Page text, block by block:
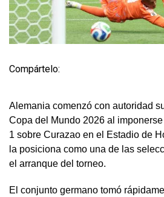
Compártelo:
Alemania comenzó con autoridad
Copa del Mundo 2026 al
1 sobre Curazao en el Estadio de
la posiciona como una de las
el arranque del torneo.
El conjunto germano tomó